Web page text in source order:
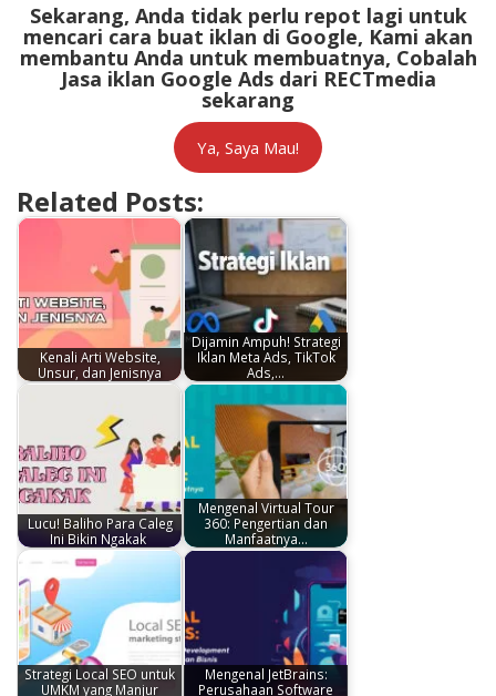
Sekarang, Anda tidak perlu repot lagi untuk
mencari cara buat iklan di Google, Kami akan
membantu Anda untuk membuatnya, Cobalah
Jasa iklan Google Ads dari RECTmedia
sekarang
Ya, Saya Mau!
Related Posts:
Kenali Arti Website,
Unsur, dan Jenisnya
Dijamin Ampuh! Strategi
Iklan Meta Ads, TikTok
Ads,…
Lucu! Baliho Para Caleg
Ini Bikin Ngakak
Mengenal Virtual Tour
360: Pengertian dan
Manfaatnya…
Strategi Local SEO untuk
UMKM yang Manjur
Mengenal JetBrains:
Perusahaan Software